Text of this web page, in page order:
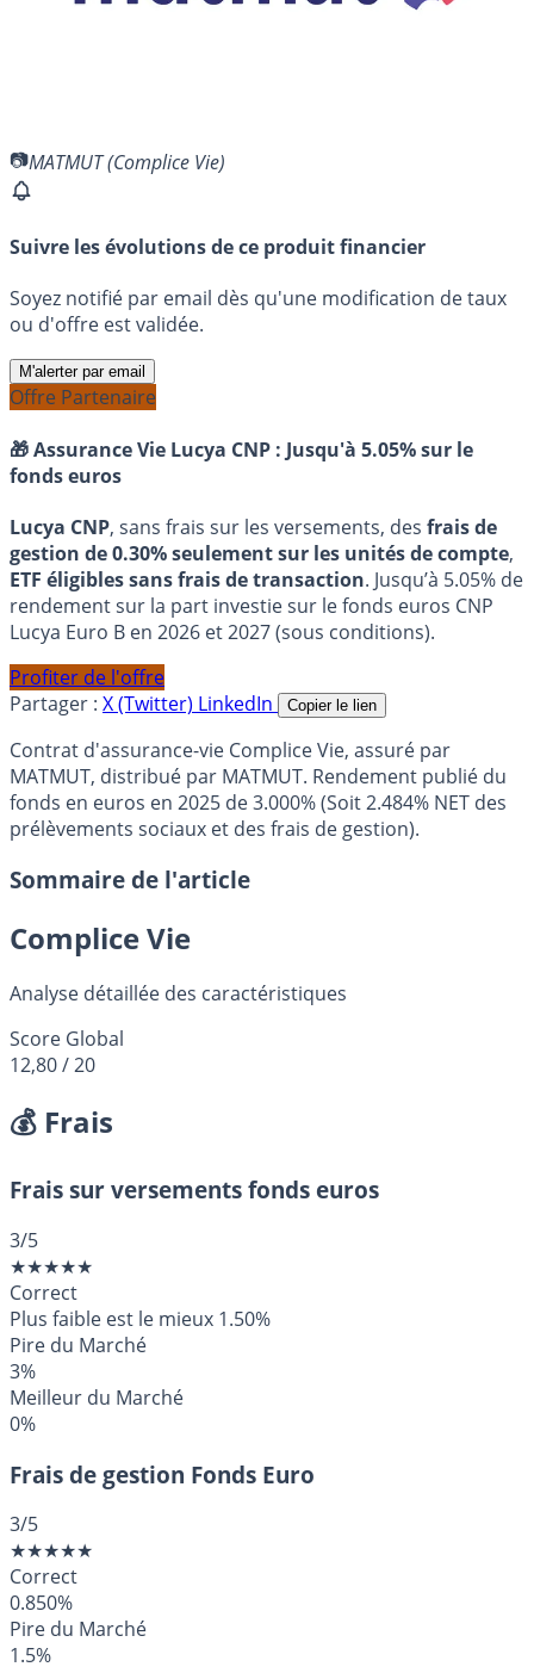
MATMUT (Complice Vie)
Suivre les évolutions de ce produit financier
Soyez notifié par email dès qu'une modification de taux
ou d'offre est validée.
M'alerter par email
Offre Partenaire
🎁 Assurance Vie Lucya CNP : Jusqu'à 5.05% sur le
fonds euros
Lucya CNP, sans frais sur les versements, des frais de
gestion de 0.30% seulement sur les unités de compte,
ETF éligibles sans frais de transaction. Jusqu’à 5.05% de
rendement sur la part investie sur le fonds euros CNP
Lucya Euro B en 2026 et 2027 (sous conditions).
Profiter de l'offre
Partager : X (Twitter) LinkedIn Copier le lien
Contrat d'assurance-vie Complice Vie, assuré par
MATMUT, distribué par MATMUT. Rendement publié du
fonds en euros en 2025 de 3.000% (Soit 2.484% NET des
prélèvements sociaux et des frais de gestion).
Sommaire de l'article
Complice Vie
Analyse détaillée des caractéristiques
Score Global
12,80/ 20
💰 Frais
Frais sur versements fonds euros
3/5
★★★★★
Correct
Plus faible est le mieux 1.50%
Pire du Marché
3%
Meilleur du Marché
0%
Frais de gestion Fonds Euro
3/5
★★★★★
Correct
0.850%
Pire du Marché
1.5%